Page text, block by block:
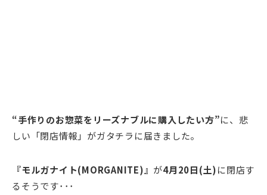
“手作りのお惣菜をリーズナブルに購入したい方”に、悲
しい「閉店情報」がガタチラに届きました。
『モルガナイト(MORGANITE)』 が4月20日(土)に閉店す
るそうです･･･